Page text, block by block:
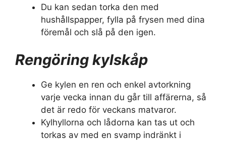
Du kan sedan torka den med
hushållspapper, fylla på frysen med dina
föremål och slå på den igen.
Rengöring kylskåp
Ge kylen en ren och enkel avtorkning
varje vecka innan du går till affärerna, så
det är redo för veckans matvaror.
Kylhyllorna och lådorna kan tas ut och
torkas av med en svamp indränkt i